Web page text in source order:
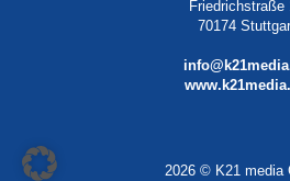
Friedrichstraße
70174
2026 © K21 media